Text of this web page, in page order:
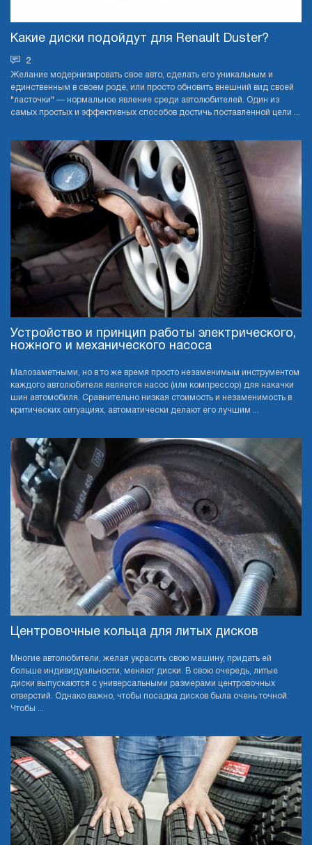
Какие диски подойдут для Renault Duster?
2
Желание модернизировать свое авто, сделать его уникальным и
единственным в своем роде, или просто обновить внешний вид своей
"ласточки" — нормальное явление среди автолюбителей. Один из
самых простых и эффективных способов достичь поставленной цели ...
Устройство и принцип работы электрического,
ножного и механического насоса
Малозаметными, но в то же время просто незаменимым инструментом
каждого автолюбителя является насос (или компрессор) для накачки
шин автомобиля. Сравнительно низкая стоимость и незаменимость в
критических ситуациях, автоматически делают его лучшим ...
Центровочные кольца для литых дисков
Многие автолюбители, желая украсить свою машину, придать ей
больше индивидуальности, меняют диски. В свою очередь, литые
диски выпускаются с универсальными размерами центровочных
отверстий. Однако важно, чтобы посадка дисков была очень точной.
Чтобы ...